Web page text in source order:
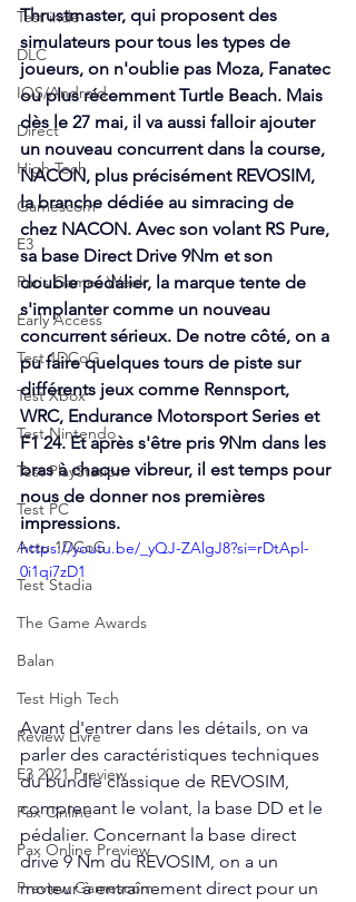
Test indé
DLC
IOS/Android
Direct
High Tech
Gamescom
E3
Paris Games Week
Early Access
Test 1DCoG
Test Xbox
Test Nintendo
Test PlayStation
Test PC
Actu 1DCoG
Test Stadia
The Game Awards
Balan
Test High Tech
Review Livre
E3 2021 Preview
Pax Online
Pax Online Preview
Preview Gamescom
Thrustmaster, qui proposent des
simulateurs pour tous les types de
joueurs, on n'oublie pas Moza, Fanatec
ou plus récemment Turtle Beach. Mais
dès le 27 mai, il va aussi falloir ajouter
un nouveau concurrent dans la course,
NACON, plus précisément REVOSIM,
la branche dédiée au simracing de
chez NACON. Avec son volant RS Pure,
sa base Direct Drive 9Nm et son
double pédalier, la marque tente de
s'implanter comme un nouveau
concurrent sérieux. De notre côté, on a
pu faire quelques tours de piste sur
différents jeux comme Rennsport,
WRC, Endurance Motorsport Series et
F1 24. Et après s'être pris 9Nm dans les
bras à chaque vibreur, il est temps pour
nous de donner nos premières
impressions.
https://youtu.be/_yQJ-ZAlgJ8?si=rDtApl-
0i1qi7zD1
Avant d'entrer dans les détails, on va
parler des caractéristiques techniques
du bundle classique de REVOSIM,
comprenant le volant, la base DD et le
pédalier. Concernant la base direct
drive 9 Nm du REVOSIM, on a un
moteur à entraînement direct pour un